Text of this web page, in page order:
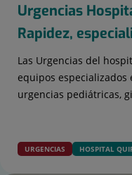
Urgencias
Rapidez,
Las Urgencias del
equipos
urgencias pediátricas,
URGENCIAS HOSPITAL